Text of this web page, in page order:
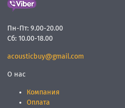
Пн-Пт: 9.00-20.00
Сб: 10.00-18.00
acousticbuy@gmail.com
О нас
Компания
Оплата